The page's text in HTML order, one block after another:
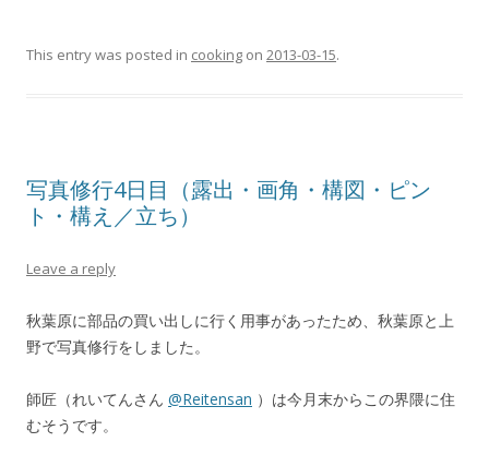
This entry was posted in cooking on 2013-03-15.
写真修行4日目（露出・画角・構図・ピン
ト・構え／立ち）
Leave a reply
秋葉原に部品の買い出しに行く用事があったため、秋葉原と上
野で写真修行をしました。
師匠（れいてんさん @Reitensan ）は今月末からこの界隈に住
むそうです。